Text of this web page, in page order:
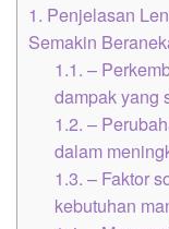
1. Penjelasan
Semakin
1.1. –
dampak yang
1.2. –
dalam
1.3. – Faktor
kebutuhan